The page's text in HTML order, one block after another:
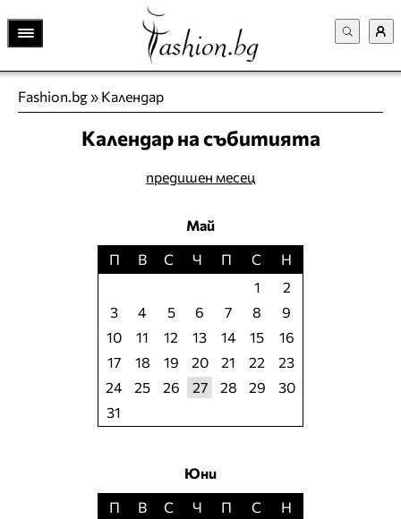
Fashion.bg» Календар
Календар на събитията
предишен месец
Май
П
В С Ч П С
Н
1
2
3
4 5 6 7 8
9
10
11 12 13 14 15
16
17
18 19 20 21 22
23
24
25 26 27 28 29
30
31
Юни
П
В С Ч П С
Н